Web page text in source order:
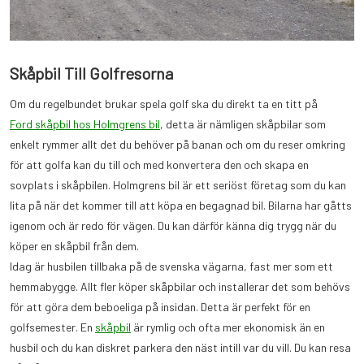
Skåpbil Till Golfresorna
Om du regelbundet brukar spela golf ska du direkt ta en titt på
Ford skåpbil hos Holmgrens bil, detta är nämligen skåpbilar som
enkelt rymmer allt det du behöver på banan och om du reser omkring
för att golfa kan du till och med konvertera den och skapa en
sovplats i skåpbilen. Holmgrens bil är ett seriöst företag som du kan
lita på när det kommer till att köpa en begagnad bil. Bilarna har gåtts
igenom och är redo för vägen. Du kan därför känna dig trygg när du
köper en skåpbil från dem.
Idag är husbilen tillbaka på de svenska vägarna, fast mer som ett
hemmabygge. Allt fler köper skåpbilar och installerar det som behövs
för att göra dem beboeliga på insidan. Detta är perfekt för en
golfsemester. En skåpbil är rymlig och ofta mer ekonomisk än en
husbil och du kan diskret parkera den näst intill var du vill. Du kan resa